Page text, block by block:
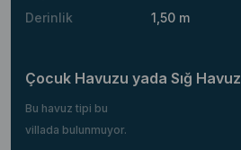
Derinlik
1,50 m
Çocuk Havuzu yada Sığ Havuz
Bu havuz tipi bu
villada bulunmuyor.